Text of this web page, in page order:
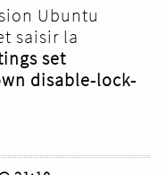
Ubuntu
saisir la
set
disable-lock-